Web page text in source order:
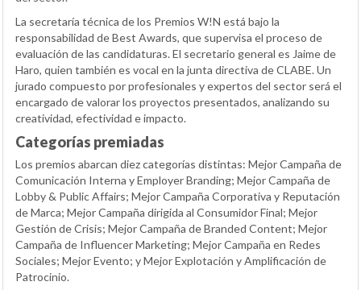
La secretaría técnica de los Premios W!N está bajo la
responsabilidad de Best Awards, que supervisa el proceso de
evaluación de las candidaturas. El secretario general es Jaime de
Haro, quien también es vocal en la junta directiva de CLABE. Un
jurado compuesto por profesionales y expertos del sector será el
encargado de valorar los proyectos presentados, analizando su
creatividad, efectividad e impacto.
Categorías premiadas
Los premios abarcan diez categorías distintas: Mejor Campaña de
Comunicación Interna y Employer Branding; Mejor Campaña de
Lobby & Public Affairs; Mejor Campaña Corporativa y Reputación
de Marca; Mejor Campaña dirigida al Consumidor Final; Mejor
Gestión de Crisis; Mejor Campaña de Branded Content; Mejor
Campaña de Influencer Marketing; Mejor Campaña en Redes
Sociales; Mejor Evento; y Mejor Explotación y Amplificación de
Patrocinio.